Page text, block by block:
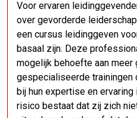
Voor ervaren
over gevorderde
een cursus leidinggeven
basaal zijn. Deze
mogelijk behoefte aan meer
gespecialiseerde trainingen
bij hun expertise en
risico bestaat dat zij zich